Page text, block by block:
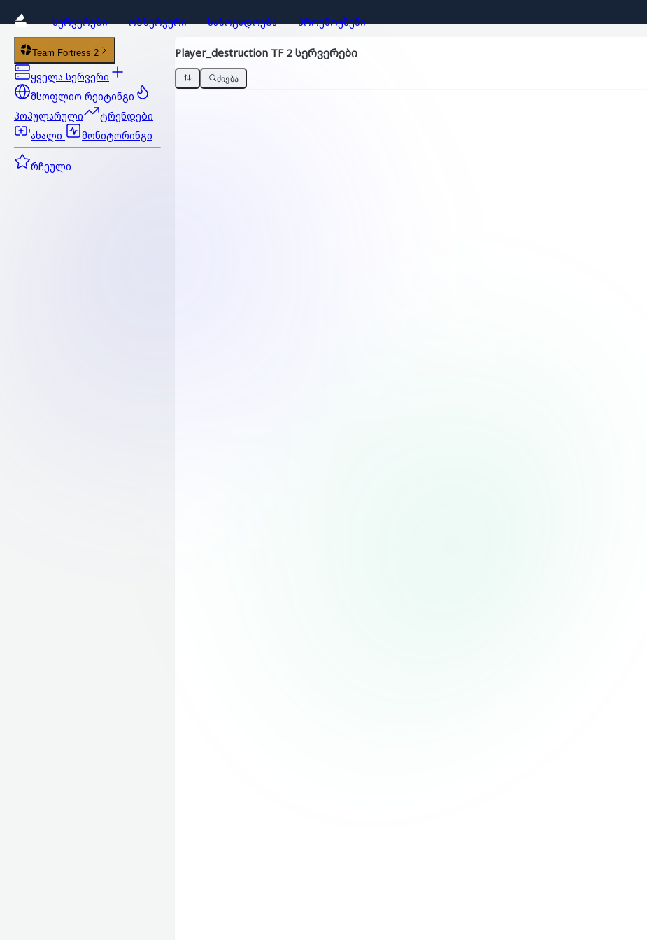
ᲡᲔᲠᲕᲔᲠᲔᲑᲘ ᲝᲑᲖᲔᲠᲕᲔᲠᲘ ᲡᲐᲖᲝᲒᲐᲓᲝᲔᲑᲐ ᲞᲠᲝᲣᲛᲝᲣᲨᲔᲜᲘ
Team Fortress 2
ყველა სერვერი
მსოფლიო რეიტინგი
პოპულარული
ტრენდები
ახალი
მონიტორინგი
რჩეული
Player_destruction TF 2 სერვერები
ᲫᲘᲔᲑᲐ